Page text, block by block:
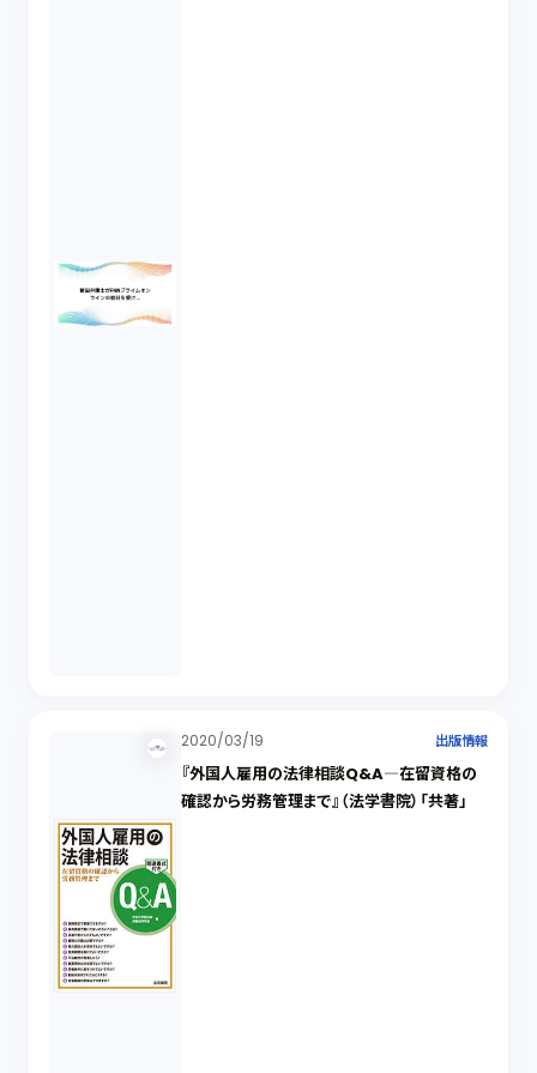
2020/03/19 出版情報
『外国人雇用の法律相談Q&A―在留資格の
確認から労務管理まで』（法学書院）「共著」